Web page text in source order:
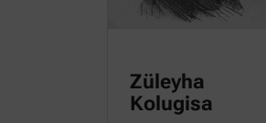
Züleyha
Kolugisa